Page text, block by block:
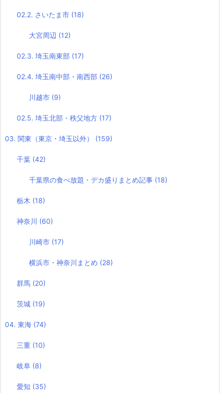
02.2. さいたま市 (18)
大宮周辺 (12)
02.3. 埼玉南東部 (17)
02.4. 埼玉南中部・南西部 (26)
川越市 (9)
02.5. 埼玉北部・秩父地方 (17)
03. 関東（東京・埼玉以外） (159)
千葉 (42)
千葉県の食べ放題・デカ盛りまとめ記事 (18)
栃木 (18)
神奈川 (60)
川崎市 (17)
横浜市・神奈川まとめ (28)
群馬 (20)
茨城 (19)
04. 東海 (74)
三重 (10)
岐阜 (8)
愛知 (35)